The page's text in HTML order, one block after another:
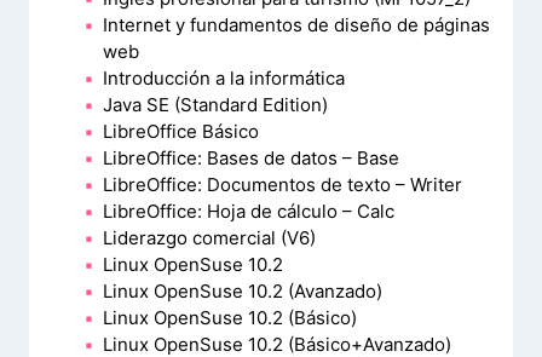
Internet y fundamentos de diseño de páginas
web
Introducción a la informática
Java SE (Standard Edition)
LibreOffice Básico
LibreOffice: Bases de datos – Base
LibreOffice: Documentos de texto – Writer
LibreOffice: Hoja de cálculo – Calc
Liderazgo comercial (V6)
Linux OpenSuse 10.2
Linux OpenSuse 10.2 (Avanzado)
Linux OpenSuse 10.2 (Básico)
Linux OpenSuse 10.2 (Básico+Avanzado)